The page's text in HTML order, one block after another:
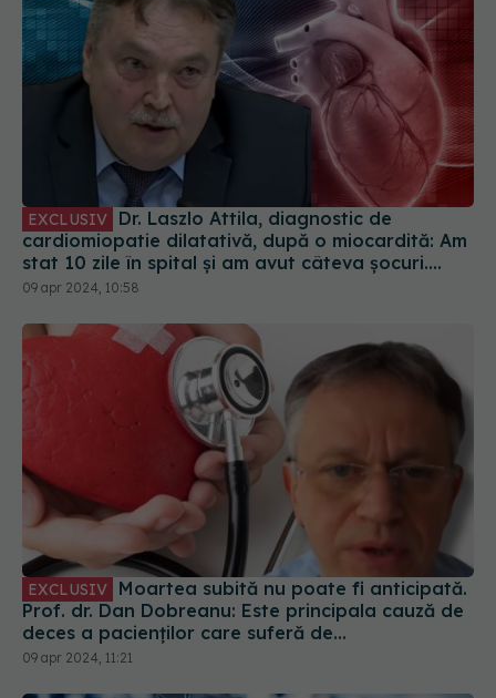
EXCLUSIV
cardiomiopatie dilatativă, după o miocardită: Am
stat 10 zile în spital și am avut câteva șocuri.
Dacă nu erau ei, nu mai eram aici
09 apr 2024, 10:58
EXCLUSIV
Prof. dr. Dan Dobreanu: Este principala cauză de
deces a pacienților care suferă de
cardiomiopatie. Decesul apare când pacientul e
09 apr 2024, 11:21